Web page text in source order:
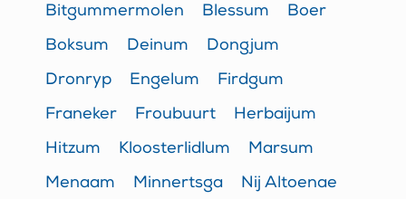
Bitgummermolen Blessum Boer
Boksum Deinum Dongjum
Dronryp Engelum Firdgum
Franeker Froubuurt Herbaijum
Hitzum Kloosterlidlum Marsum
Menaam Minnertsga Nij Altoenae